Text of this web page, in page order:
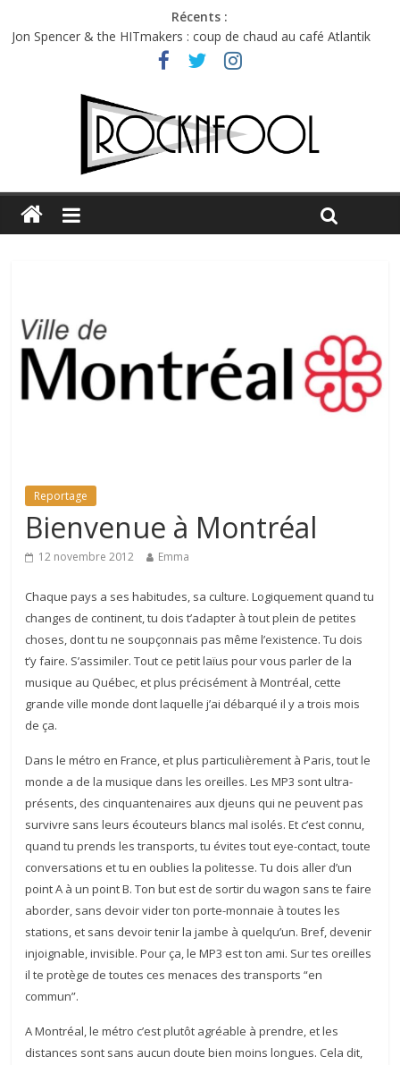
Récents :
Jon Spencer & the HITmakers : coup de chaud au café Atlantik
Hellfest 2026 vendredi : température et émotions en hausse
Hellfest 2026 jeudi : impossible de choisir entre chaleur et bonne
Première édition du Midgard Festival : entre bière, métal et
Charlie Puth à l’Olympia : la leçon de pop du Professeur Puth
Reportage
Bienvenue à Montréal
12 novembre 2012 Emma
Chaque pays a ses habitudes, sa culture. Logiquement quand tu
changes de continent, tu dois t’adapter à tout plein de petites
choses, dont tu ne soupçonnais pas même l’existence. Tu dois
t’y faire. S’assimiler. Tout ce petit laïus pour vous parler de la
musique au Québec, et plus précisément à Montréal, cette
grande ville monde dont laquelle j’ai débarqué il y a trois mois
de ça.
Dans le métro en France, et plus particulièrement à Paris, tout le
monde a de la musique dans les oreilles. Les MP3 sont ultra-
présents, des cinquantenaires aux djeuns qui ne peuvent pas
survivre sans leurs écouteurs blancs mal isolés. Et c’est connu,
quand tu prends les transports, tu évites tout eye-contact, toute
conversations et tu en oublies la politesse. Tu dois aller d’un
point A à un point B. Ton but est de sortir du wagon sans te faire
aborder, sans devoir vider ton porte-monnaie à toutes les
stations, et sans devoir tenir la jambe à quelqu’un. Bref, devenir
injoignable, invisible. Pour ça, le MP3 est ton ami. Sur tes oreilles
il te protège de toutes ces menaces des transports “en
commun”.
A Montréal, le métro c’est plutôt agréable à prendre, et les
distances sont sans aucun doute bien moins longues. Cela dit,